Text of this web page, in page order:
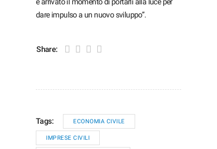
dare impulso a un nuovo sviluppo”.
Share:
Tags: ECONOMIA CIVILE
IMPRESE CIVILI